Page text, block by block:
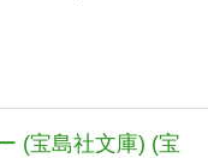
(宝島社文庫) (宝